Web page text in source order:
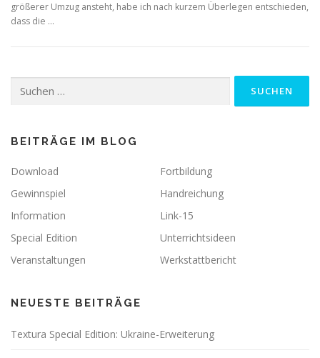
größerer Umzug ansteht, habe ich nach kurzem Überlegen entschieden,
dass die …
nach:
BEITRÄGE IM BLOG
Download
Fortbildung
Gewinnspiel
Handreichung
Information
Link-15
Special Edition
Unterrichtsideen
Veranstaltungen
Werkstattbericht
NEUESTE BEITRÄGE
Textura Special Edition: Ukraine-Erweiterung